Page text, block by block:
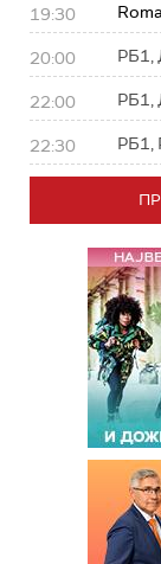
19:30
20:00 РБ1,
22:00 РБ1,
22:30 РБ1,